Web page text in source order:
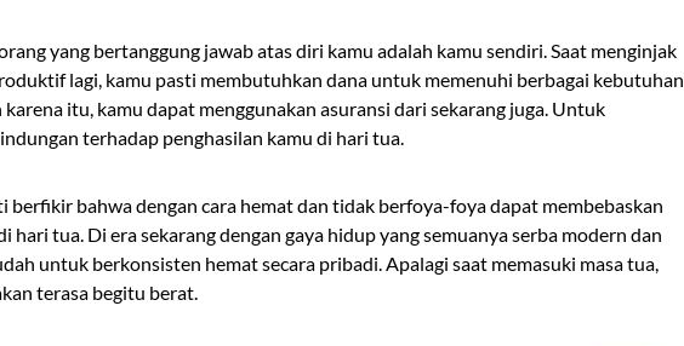
yang bertanggung jawab atas diri kamu adalah kamu sendiri. Saat menginjak
lagi, kamu pasti membutuhkan dana untuk memenuhi berbagai kebutuhan
karena itu, kamu dapat menggunakan asuransi dari sekarang juga. Untuk
terhadap penghasilan kamu di hari tua.
berfikir bahwa dengan cara hemat dan tidak berfoya-foya dapat membebaskan
hari tua. Di era sekarang dengan gaya hidup yang semuanya serba modern dan
untuk berkonsisten hemat secara pribadi. Apalagi saat memasuki masa tua,
terasa begitu berat.